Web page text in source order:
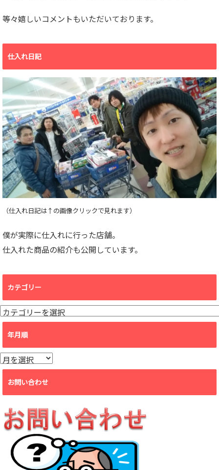
等々嬉しいコメントもいただいております。
仕入れ日記
（仕入れ日記は↑の画像クリックで見れます）
僕が実際に仕入れに行った店舗。
仕入れた商品の紹介も公開しています。
カテゴリー
カ
テ
リ
ー
年月順
年
月
お問い合わせ